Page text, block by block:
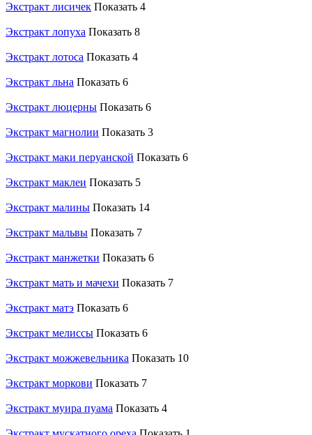
Экстракт лисичек Показать 4
Экстракт лопуха Показать 8
Экстракт лотоса Показать 4
Экстракт льна Показать 6
Экстракт люцерны Показать 6
Экстракт магнолии Показать 3
Экстракт маки перуанской Показать 6
Экстракт маклеи Показать 5
Экстракт малины Показать 14
Экстракт мальвы Показать 7
Экстракт манжетки Показать 6
Экстракт мать и мачехи Показать 7
Экстракт матэ Показать 6
Экстракт мелиссы Показать 6
Экстракт можжевельника Показать 10
Экстракт моркови Показать 7
Экстракт муира пуама Показать 4